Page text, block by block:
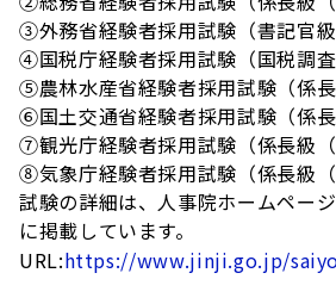
③外務省経験者採用試験（書記官級
④国税庁経験者採用試験（国税調査
⑤農林水産省経験者採用試験（係長
⑥国土交通省経験者採用試験（係長
⑦観光庁経験者採用試験（係長級（
⑧気象庁経験者採用試験（係長級（
試験の詳細は、人事院ホームページ
に掲載しています。
URL:https://www.jinji.go.jp/